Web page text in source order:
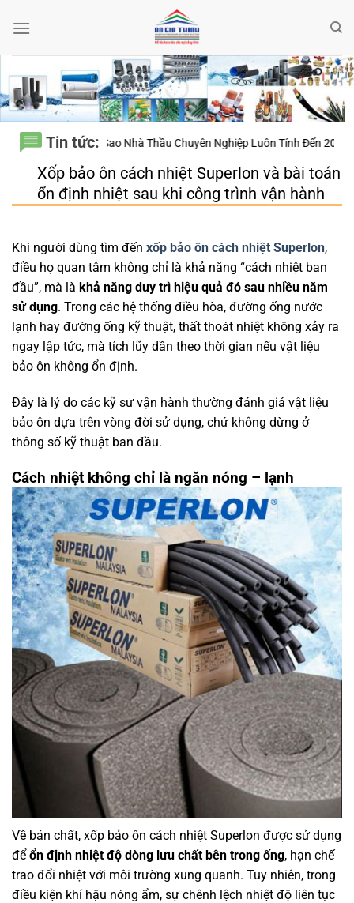
qua
Tin tức:
– Vì Sao Nhà Thầu Chuyên Nghiệp Luôn Tính Đến 20 Năm Sử Dụng
Xốp bảo ôn cách nhiệt Superlon và bài toán
ổn định nhiệt sau khi công trình vận hành
Khi người dùng tìm đến xốp bảo ôn cách nhiệt Superlon,
điều họ quan tâm không chỉ là khả năng “cách nhiệt ban
đầu”, mà là khả năng duy trì hiệu quả đó sau nhiều năm
sử dụng. Trong các hệ thống điều hòa, đường ống nước
lạnh hay đường ống kỹ thuật, thất thoát nhiệt không xảy ra
ngay lập tức, mà tích lũy dần theo thời gian nếu vật liệu
bảo ôn không ổn định.
Đây là lý do các kỹ sư vận hành thường đánh giá vật liệu
bảo ôn dựa trên vòng đời sử dụng, chứ không dừng ở
thông số kỹ thuật ban đầu.
Cách nhiệt không chỉ là ngăn nóng – lạnh
Về bản chất, xốp bảo ôn cách nhiệt Superlon được sử dụng
đểổn định nhiệt độ dòng lưu chất bên trong ống, hạn chế
trao đổi nhiệt với môi trường xung quanh. Tuy nhiên, trong
điều kiện khí hậu nóng ẩm, sự chênh lệch nhiệt độ liên tục